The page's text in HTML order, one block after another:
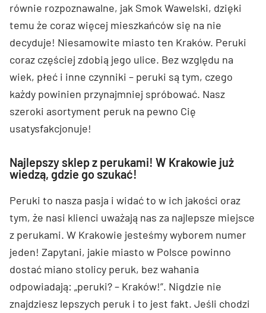
równie rozpoznawalne, jak Smok Wawelski, dzięki
temu że coraz więcej mieszkańców się na nie
decyduje! Niesamowite miasto ten Kraków. Peruki
coraz częściej zdobią jego ulice. Bez względu na
wiek, płeć i inne czynniki – peruki są tym, czego
każdy powinien przynajmniej spróbować. Nasz
szeroki asortyment peruk na pewno Cię
usatysfakcjonuje!
Najlepszy sklep z perukami! W Krakowie już
wiedzą, gdzie go szukać!
Peruki to nasza pasja i widać to w ich jakości oraz
tym, że nasi klienci uważają nas za najlepsze miejsce
z perukami. W Krakowie jesteśmy wyborem numer
jeden! Zapytani, jakie miasto w Polsce powinno
dostać miano stolicy peruk, bez wahania
odpowiadają: „peruki? – Kraków!”. Nigdzie nie
znajdziesz lepszych peruk i to jest fakt. Jeśli chodzi